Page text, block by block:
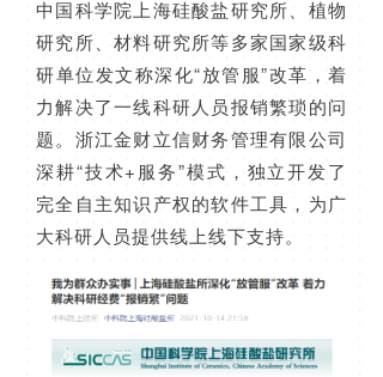
中国科学院上海硅酸盐研究所、植物
研究所、材料研究所等多家国家级科
研单位发文称深化“放管服”改革，着
力解决了一线科研人员报销繁琐的问
题。浙江金财立信财务管理有限公司
深耕“技术+服务”模式，独立开发了
完全自主知识产权的软件工具，为广
大科研人员提供线上线下支持。